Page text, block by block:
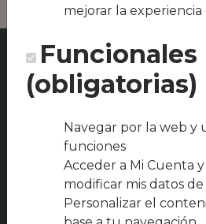
mejorar la experiencia
Funcionales
(obligatorias)
Navegar por la web y
funciones
Acceder a Mi Cuenta
modificar mis datos
Personalizar el